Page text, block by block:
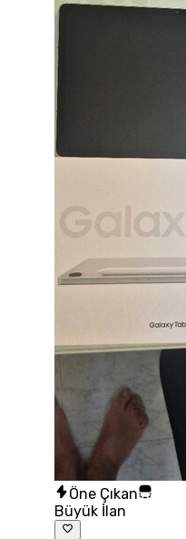
Öne Çıkan
Büyük İlan